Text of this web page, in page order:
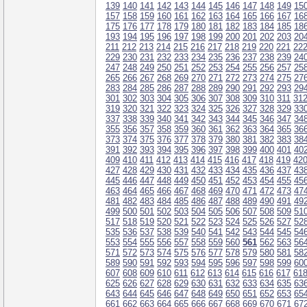
139 140 141 142 143 144 145 146 147 148 149
157 158 159 160 161 162 163 164 165 166 167
175 176 177 178 179 180 181 182 183 184 185
193 194 195 196 197 198 199 200 201 202 203
211 212 213 214 215 216 217 218 219 220 221 222
229 230 231 232 233 234 235 236 237 238 239
247 248 249 250 251 252 253 254 255 256 257
265 266 267 268 269 270 271 272 273 274 275
283 284 285 286 287 288 289 290 291 292 293
301 302 303 304 305 306 307 308 309 310 311 312
319 320 321 322 323 324 325 326 327 328 329
337 338 339 340 341 342 343 344 345 346 347
355 356 357 358 359 360 361 362 363 364 365
373 374 375 376 377 378 379 380 381 382 383
391 392 393 394 395 396 397 398 399 400 401
409 410 411 412 413 414 415 416 417 418 419 420
427 428 429 430 431 432 433 434 435 436 437
445 446 447 448 449 450 451 452 453 454 455
463 464 465 466 467 468 469 470 471 472 473
481 482 483 484 485 486 487 488 489 490 491
499 500 501 502 503 504 505 506 507 508 509
517 518 519 520 521 522 523 524 525 526 527
535 536 537 538 539 540 541 542 543 544 545
553 554 555 556 557 558 559 560 561 562 563
571 572 573 574 575 576 577 578 579 580 581
589 590 591 592 593 594 595 596 597 598 599
607 608 609 610 611 612 613 614 615 616 617 618
625 626 627 628 629 630 631 632 633 634 635
643 644 645 646 647 648 649 650 651 652 653
661 662 663 664 665 666 667 668 669 670 671